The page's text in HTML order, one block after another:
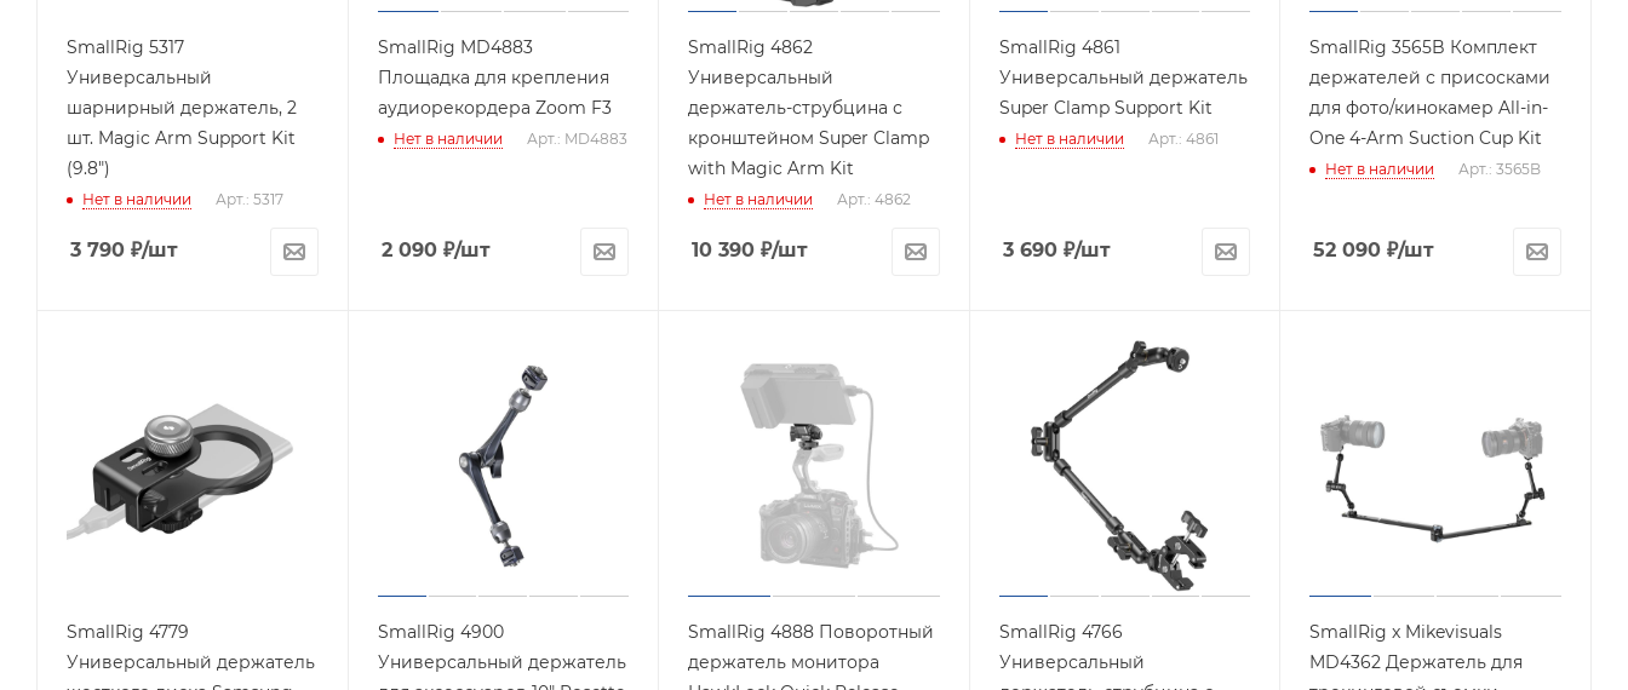
SmallRig 5317
Универсальный
шарнирный держатель, 2
шт. Magic Arm Support Kit
(9.8")
Нет в наличии Арт.: 5317
3 790 ₽/шт
SmallRig MD4883
Площадка для крепления
аудиорекордера Zoom F3
Нет в наличии Арт.: MD4883
2 090₽/шт
SmallRig 4862
Универсальный
держатель-струбцина с
кронштейном Super Clamp
with Magic Arm Kit
Нет в наличии Арт.: 4862
10 390 ₽/шт
SmallRig 4861
Универсальный держатель
Super Clamp Support Kit
Нет в наличии Арт.: 4861
3 690₽/шт
SmallRig 3565B Комплект
держателей с присосками
для фото/кинокамер All-in-
One 4-Arm Suction Cup Kit
Нет в наличии Арт.: 3565B
52 090 ₽/шт
SmallRig 4779
Универсальный держатель
SmallRig 4900
Универсальный держатель
SmallRig 4888 Поворотный
держатель монитора
SmallRig 4766
Универсальный
SmallRig x Mikevisuals
MD4362 Держатель для